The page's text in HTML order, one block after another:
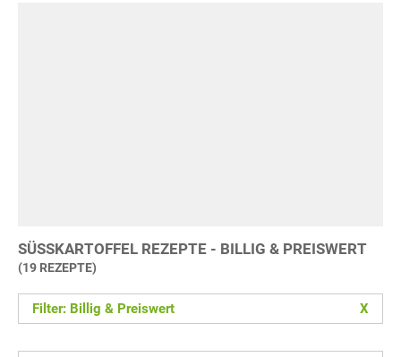
SÜSSKARTOFFEL REZEPTE - BILLIG & PREISWERT
(19 REZEPTE)
Filter: Billig & Preiswert X